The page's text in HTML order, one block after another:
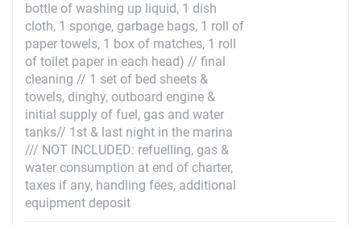
11/12/2027 - 18/12/2027
Забронировать
18/12/2027 - 25/12/2027
Забронировать
bottle of washing up liquid, 1 dish
cloth, 1 sponge, garbage bags, 1 roll of
paper towels, 1 box of matches, 1 roll
of toilet paper in each head) // final
cleaning // 1 set of bed sheets &
towels, dinghy, outboard engine &
initial supply of fuel, gas and water
tanks// 1st & last night in the marina
/// NOT INCLUDED: refuelling, gas &
water consumption at end of charter,
taxes if any, handling fees, additional
equipment deposit